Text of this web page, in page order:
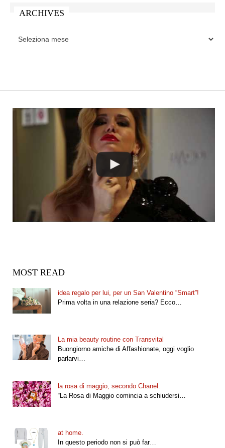
ARCHIVES
MOST READ
idea regalo per lui, per un San Valentino “Smart”!
Prima volta in una relazione seria? Ecco…
La mia beauty routine con Transvital
Buongiorno amiche di Affashionate, oggi voglio
parlarvi…
la rosa di maggio, secondo Chanel.
“La Rosa di Maggio comincia a schiudersi…
at home.
In questo periodo non si può far…